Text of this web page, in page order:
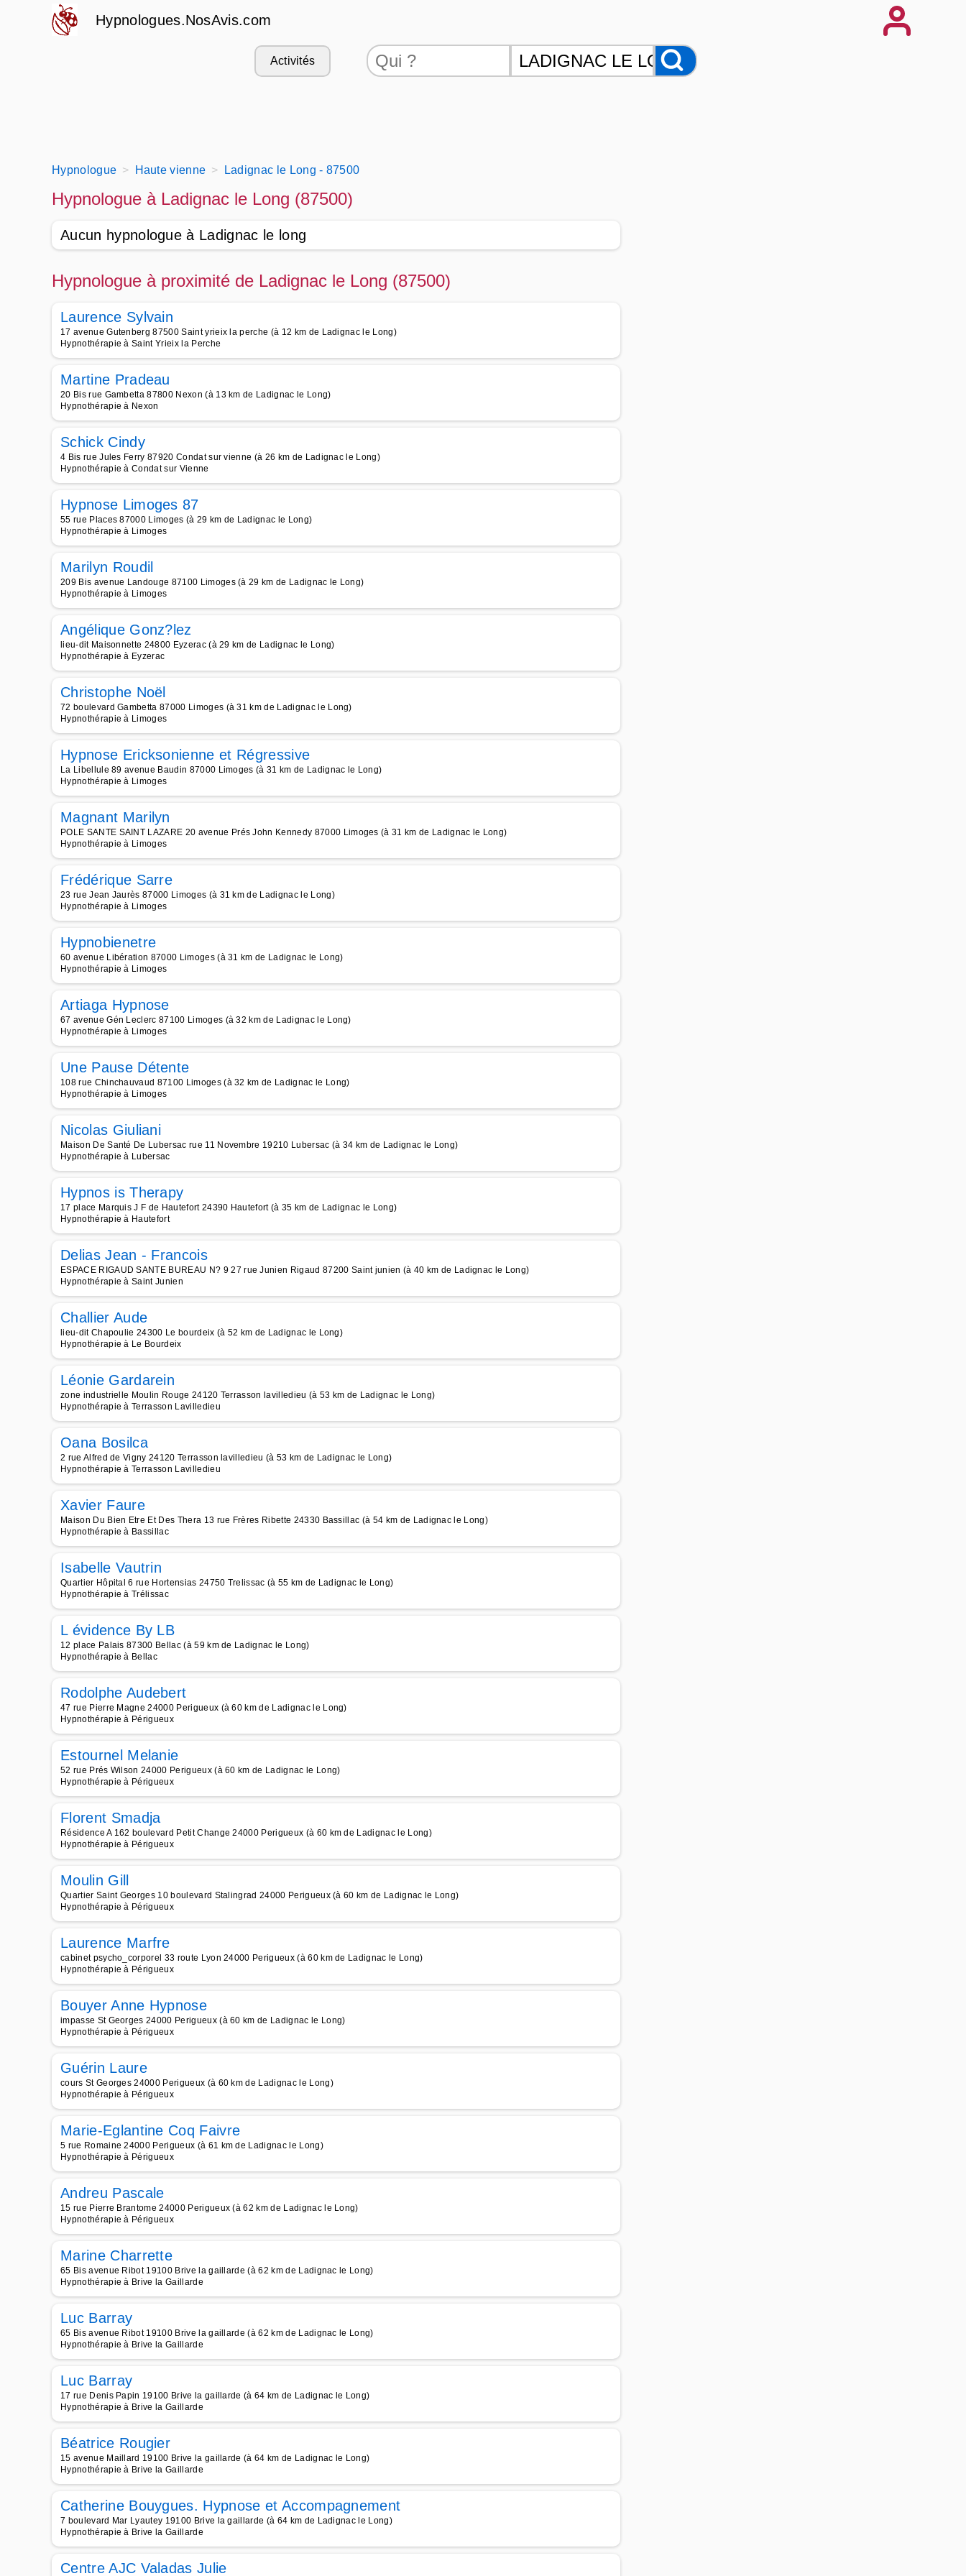
Hypnologues.NosAvis.com
Activités
Hypnologue Haute vienne Ladignac le Long - 87500
Hypnologue à Ladignac le Long (87500)
Aucun hypnologue à Ladignac le long
Hypnologue à proximité de Ladignac le Long (87500)
Laurence Sylvain
17 avenue Gutenberg 87500 Saint yrieix la perche (à 12 km de Ladignac le Long)
Hypnothérapie à Saint Yrieix la Perche
Martine Pradeau
20 Bis rue Gambetta 87800 Nexon (à 13 km de Ladignac le Long)
Hypnothérapie à Nexon
Schick Cindy
4 Bis rue Jules Ferry 87920 Condat sur vienne (à 26 km de Ladignac le Long)
Hypnothérapie à Condat sur Vienne
Hypnose Limoges 87
55 rue Places 87000 Limoges (à 29 km de Ladignac le Long)
Hypnothérapie à Limoges
Marilyn Roudil
209 Bis avenue Landouge 87100 Limoges (à 29 km de Ladignac le Long)
Hypnothérapie à Limoges
Angélique Gonz?lez
lieu-dit Maisonnette 24800 Eyzerac (à 29 km de Ladignac le Long)
Hypnothérapie à Eyzerac
Christophe Noël
72 boulevard Gambetta 87000 Limoges (à 31 km de Ladignac le Long)
Hypnothérapie à Limoges
Hypnose Ericksonienne et Régressive
La Libellule 89 avenue Baudin 87000 Limoges (à 31 km de Ladignac le Long)
Hypnothérapie à Limoges
Magnant Marilyn
POLE SANTE SAINT LAZARE 20 avenue Prés John Kennedy 87000 Limoges (à 31 km de Ladignac le Long)
Hypnothérapie à Limoges
Frédérique Sarre
23 rue Jean Jaurès 87000 Limoges (à 31 km de Ladignac le Long)
Hypnothérapie à Limoges
Hypnobienetre
60 avenue Libération 87000 Limoges (à 31 km de Ladignac le Long)
Hypnothérapie à Limoges
Artiaga Hypnose
67 avenue Gén Leclerc 87100 Limoges (à 32 km de Ladignac le Long)
Hypnothérapie à Limoges
Une Pause Détente
108 rue Chinchauvaud 87100 Limoges (à 32 km de Ladignac le Long)
Hypnothérapie à Limoges
Nicolas Giuliani
Maison De Santé De Lubersac rue 11 Novembre 19210 Lubersac (à 34 km de Ladignac le Long)
Hypnothérapie à Lubersac
Hypnos is Therapy
17 place Marquis J F de Hautefort 24390 Hautefort (à 35 km de Ladignac le Long)
Hypnothérapie à Hautefort
Delias Jean - Francois
ESPACE RIGAUD SANTE BUREAU N? 9 27 rue Junien Rigaud 87200 Saint junien (à 40 km de Ladignac le Long)
Hypnothérapie à Saint Junien
Challier Aude
lieu-dit Chapoulie 24300 Le bourdeix (à 52 km de Ladignac le Long)
Hypnothérapie à Le Bourdeix
Léonie Gardarein
zone industrielle Moulin Rouge 24120 Terrasson lavilledieu (à 53 km de Ladignac le Long)
Hypnothérapie à Terrasson Lavilledieu
Oana Bosilca
2 rue Alfred de Vigny 24120 Terrasson lavilledieu (à 53 km de Ladignac le Long)
Hypnothérapie à Terrasson Lavilledieu
Xavier Faure
Maison Du Bien Etre Et Des Thera 13 rue Frères Ribette 24330 Bassillac (à 54 km de Ladignac le Long)
Hypnothérapie à Bassillac
Isabelle Vautrin
Quartier Hôpital 6 rue Hortensias 24750 Trelissac (à 55 km de Ladignac le Long)
Hypnothérapie à Trélissac
L évidence By LB
12 place Palais 87300 Bellac (à 59 km de Ladignac le Long)
Hypnothérapie à Bellac
Rodolphe Audebert
47 rue Pierre Magne 24000 Perigueux (à 60 km de Ladignac le Long)
Hypnothérapie à Périgueux
Estournel Melanie
52 rue Prés Wilson 24000 Perigueux (à 60 km de Ladignac le Long)
Hypnothérapie à Périgueux
Florent Smadja
Résidence A 162 boulevard Petit Change 24000 Perigueux (à 60 km de Ladignac le Long)
Hypnothérapie à Périgueux
Moulin Gill
Quartier Saint Georges 10 boulevard Stalingrad 24000 Perigueux (à 60 km de Ladignac le Long)
Hypnothérapie à Périgueux
Laurence Marfre
cabinet psycho_corporel 33 route Lyon 24000 Perigueux (à 60 km de Ladignac le Long)
Hypnothérapie à Périgueux
Bouyer Anne Hypnose
impasse St Georges 24000 Perigueux (à 60 km de Ladignac le Long)
Hypnothérapie à Périgueux
Guérin Laure
cours St Georges 24000 Perigueux (à 60 km de Ladignac le Long)
Hypnothérapie à Périgueux
Marie-Eglantine Coq Faivre
5 rue Romaine 24000 Perigueux (à 61 km de Ladignac le Long)
Hypnothérapie à Périgueux
Andreu Pascale
15 rue Pierre Brantome 24000 Perigueux (à 62 km de Ladignac le Long)
Hypnothérapie à Périgueux
Marine Charrette
65 Bis avenue Ribot 19100 Brive la gaillarde (à 62 km de Ladignac le Long)
Hypnothérapie à Brive la Gaillarde
Luc Barray
65 Bis avenue Ribot 19100 Brive la gaillarde (à 62 km de Ladignac le Long)
Hypnothérapie à Brive la Gaillarde
Luc Barray
17 rue Denis Papin 19100 Brive la gaillarde (à 64 km de Ladignac le Long)
Hypnothérapie à Brive la Gaillarde
Béatrice Rougier
15 avenue Maillard 19100 Brive la gaillarde (à 64 km de Ladignac le Long)
Hypnothérapie à Brive la Gaillarde
Catherine Bouygues. Hypnose et Accompagnement
7 boulevard Mar Lyautey 19100 Brive la gaillarde (à 64 km de Ladignac le Long)
Hypnothérapie à Brive la Gaillarde
Centre AJC Valadas Julie